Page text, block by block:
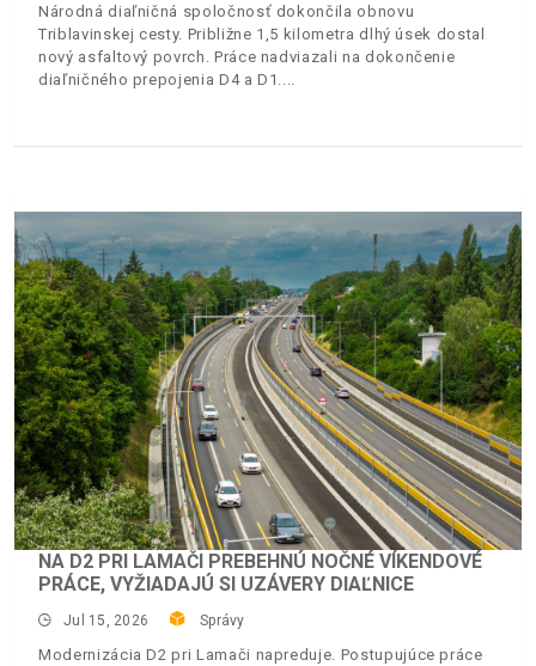
Národná diaľničná spoločnosť dokončila obnovu
Triblavinskej cesty. Približne 1,5 kilometra dlhý úsek dostal
nový asfaltový povrch. Práce nadviazali na dokončenie
diaľničného prepojenia D4 a D1.
NA D2 PRI LAMAČI PREBEHNÚ NOČNÉ VÍKENDOVÉ
PRÁCE, VYŽIADAJÚ SI UZÁVERY DIAĽNICE
Jul 15, 2026 Správy
Modernizácia D2 pri Lamači napreduje. Postupujúce práce